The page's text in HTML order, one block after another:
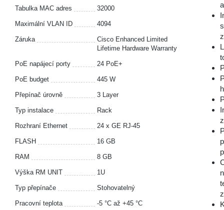
Tabulka MAC adres 32000
Maximální VLAN ID 4094
Záruka
Cisco Enhanced Limited
Lifetime Hardware Warranty
PoE napájecí porty 24 PoE+
PoE budget 445 W
Přepínač úrovně 3 Layer
Typ instalace Rack
Rozhraní Ethernet 24 x GE RJ-45
FLASH 16 GB
RAM 8 GB
Výška RM UNIT 1U
Typ přepínače Stohovatelný
Pracovní teplota -5 °С až +45 °С